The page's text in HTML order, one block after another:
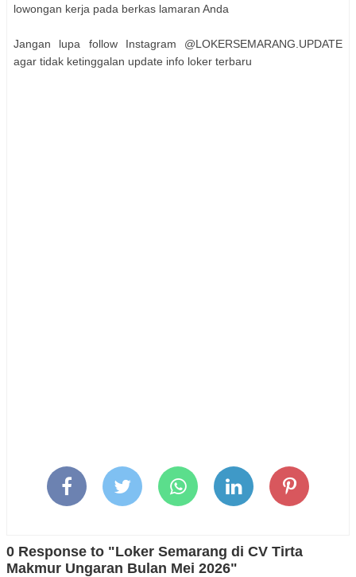
lowongan kerja pada berkas lamaran Anda
Jangan lupa follow Instagram @LOKERSEMARANG.UPDATE
agar tidak ketinggalan update info loker terbaru
0 Response to "Loker Semarang di CV Tirta
Makmur Ungaran Bulan Mei 2026"